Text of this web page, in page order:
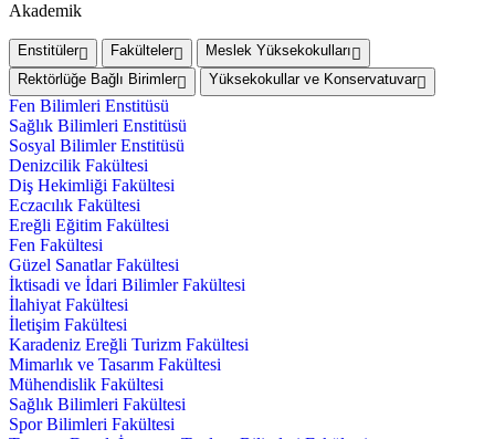
Akademik
Enstitüler Fakülteler
Meslek Yüksekokulları
Rektörlüğe Bağlı Birimler
Yüksekokullar ve Konservatuvar
Fen Bilimleri Enstitüsü
Sağlık Bilimleri Enstitüsü
Sosyal Bilimler Enstitüsü
Denizcilik Fakültesi
Diş Hekimliği Fakültesi
Eczacılık Fakültesi
Ereğli Eğitim Fakültesi
Fen Fakültesi
Güzel Sanatlar Fakültesi
İktisadi ve İdari Bilimler Fakültesi
İlahiyat Fakültesi
İletişim Fakültesi
Karadeniz Ereğli Turizm Fakültesi
Mimarlık ve Tasarım Fakültesi
Mühendislik Fakültesi
Sağlık Bilimleri Fakültesi
Spor Bilimleri Fakültesi